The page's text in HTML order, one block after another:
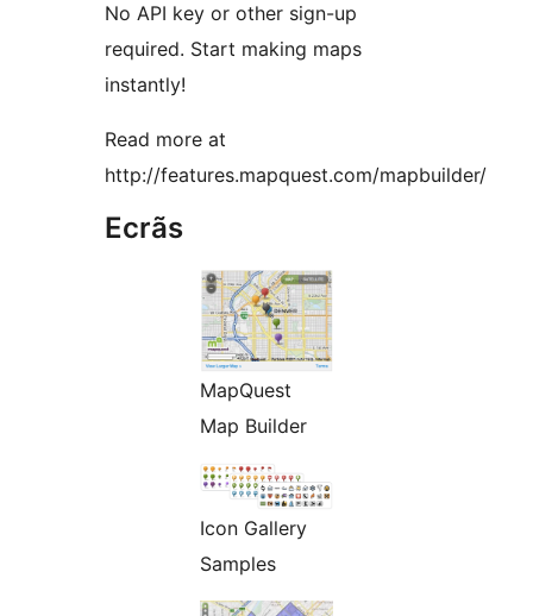
No API key or other sign-up
required. Start making maps
instantly!
Read more at
http://features.mapquest.com/mapbuilder/
Ecrãs
MapQuest
Map Builder
Icon Gallery
Samples